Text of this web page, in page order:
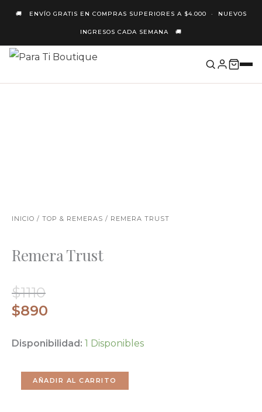
🚚 ENVÍO GRATIS EN COMPRAS SUPERIORES A $4.000 · NUEVOS
INGRESOS CADA SEMANA 🚚
Contenido
INICIO / TOP & REMERAS / REMERA TRUST
Remera Trust
$1110
El
Precio
Era:
$890
El
Precio
Es:
Disponibilidad: 1 Disponibles
Remera
Cantidad
AÑADIR AL CARRITO